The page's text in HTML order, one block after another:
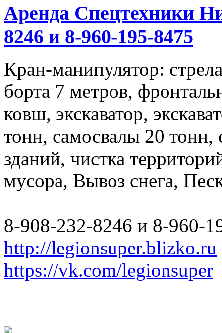
Аренда Спецтехники
8246 и 8-960-195-8475
Кран-манипулятор:
борта 7 метров,
ковш, экскаватор,
тонн, самосвалы 20
зданий, чистка
мусора, Вывоз снега,
8-908-232-8246 и 8-960-
http://legionsuper.blizko.ru
https://vk.com/legionsuper